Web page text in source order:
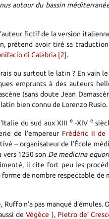
autour du bassin
fictif de la version
prétend avoir tiré sa
di Calabria [2] .
ou surtout le latin ? En vain
emprunts à des auteurs
(sans doute Jean
bien connu de Lorenzo Rusio.
du sud aux XIII e -XIV e
de l’empereur Frédéric II de
– organisateur de l’École
vers 1250 son De medicina
il cite fort peu les
forme de nombre respectable de
n’a pas manqué d’émules.
deVégèce ), Pietro de’